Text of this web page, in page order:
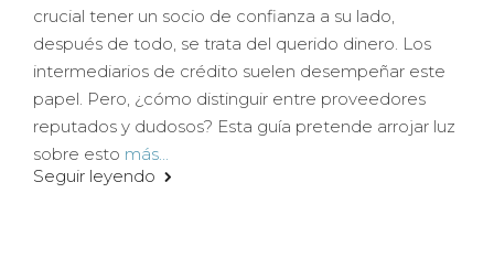
crucial tener un socio de confianza a su lado,
después de todo, se trata del querido dinero. Los
intermediarios de crédito suelen desempeñar este
papel. Pero, ¿cómo distinguir entre proveedores
reputados y dudosos? Esta guía pretende arrojar luz
sobre esto más...
Seguir leyendo